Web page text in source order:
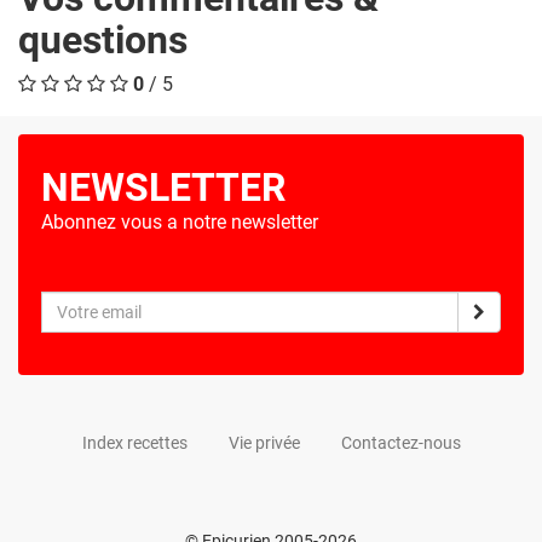
questions
0 / 5
NEWSLETTER
Abonnez vous a notre newsletter
Index recettes Vie privée Contactez-nous